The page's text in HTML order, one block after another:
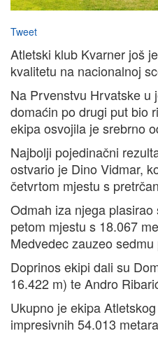
Tweet
Atletski klub Kvarner još
kvalitetu na nacionalnoj
Na Prvenstvu Hrvatske u
domaćin po drugi put bio
ekipa osvojila je srebrno
Najbolji pojedinačni
ostvario je Dino Vidmar,
četvrtom mjestu s
Odmah iza njega
petom mjestu s 18.067
Medvedec zauzeo
Doprinos ekipi dali su
16.422 m) te Andro
Ukupno je ekipa
impresivnih 54.013